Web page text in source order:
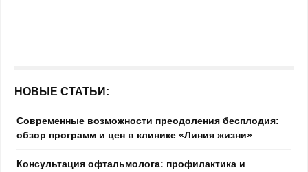
НОВЫЕ СТАТЬИ:
Современные возможности преодоления бесплодия:
обзор программ и цен в клинике «Линия жизни»
Консультация офтальмолога: профилактика и